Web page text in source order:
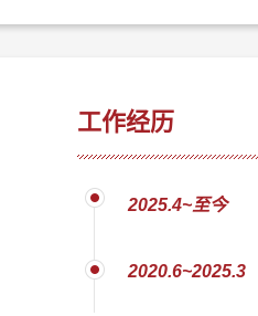
工作经历
2025.4~至今
2020.6~2025.3